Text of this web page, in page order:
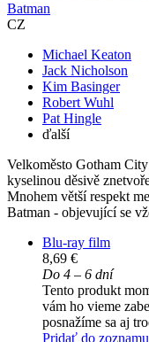
Batman
CZ
Michael Keaton
Jack Nicholson
Kim Basinger
Robert Wuhl
Pat Hingle
ďalší
Velkoměsto Gotham
kyselinou děsivě
Mnohem větší respekt
Batman - objevující se
Blu-ray film
8,69 €
Do 4 – 6 dní
Tento produkt
vám ho vieme
posnažíme sa aj
Pridať do zoznamu